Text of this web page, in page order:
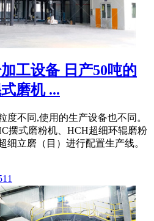
工设备 日产50吨的
磨机 ...
度不同,使用的生产设备也不同。
摆式磨粉机、HCH超细环辊磨粉
细立磨（目）进行配置生产线。